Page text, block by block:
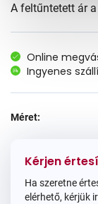
A feltűntetett ár
Online
Ingyenes
Méret:
Kérjen
Ha szeretne
elérhető, kérjük